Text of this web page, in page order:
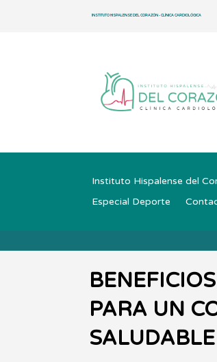
INSTITUTO HISPALENSE DEL CORAZÓN - CLÍNICA CARDIOLÓGICA
Instituto Hispalense del
Especial Deporte
PARA UN
SALUDABLE